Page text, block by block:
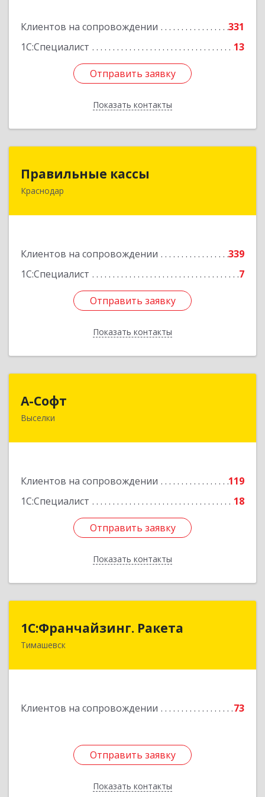
Клиентов на сопровождении
331
1С:Специалист
13
Отправить заявку
Показать контакты
Отправить заявку
Назад
Правильные кассы
Краснодар
Клиентов на сопровождении
339
1С:Специалист
7
Отправить заявку
Показать контакты
350075, Краснодарский край, Краснодар г, им
Отправить заявку
Назад
А-Софт
Выселки
Клиентов на сопровождении
119
1С:Специалист
18
Отправить заявку
Показать контакты
353100, Краснодарский край, Выселковский
Отправить заявку
Назад
1С:Франчайзинг. Ракета
Тимашевск
Клиентов на сопровождении 73
Отправить заявку
Показать контакты
1С:Франчайзинг. Ракета
Краснодарский край, Тимашевский р-н,
Отправить заявку
Назад